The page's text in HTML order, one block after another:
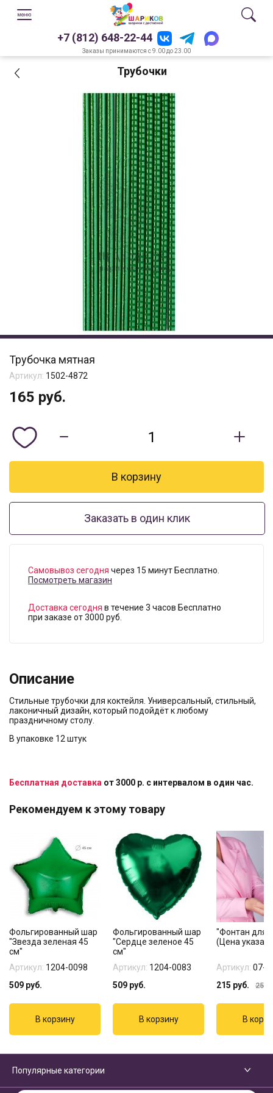
+7 (812) 648-22-44
Заказы принимаются с 9.00 до 23.00
Трубочки
Трубочка мятная
Артикул: 1502-4872
165 руб.
Заказать в один клик
Самовывоз сегодня через 15 минут Бесплатно.
Посмотреть магазин
Доставка сегодня в течение 3 часов Бесплатно
при заказе от 3000 руб.
Описание
Стильные трубочки для коктейля. Универсальный, стильный,
лаконичный дизайн, который подойдёт к любому
праздничному столу.
В упаковке 12 штук
Бесплатная доставка от 3000 р. с интервалом в один час.
Рекомендуем к этому товару
Фольгированный шар
"Звезда зеленая 45
см"
Артикул: 1204-0098
509 руб.
Фольгированный шар
"Сердце зеленое 45
см"
Артикул: 1204-0083
509 руб.
"Фонтан для
(Цена
Артикул: 07-
215 руб. 255
Популярные категории